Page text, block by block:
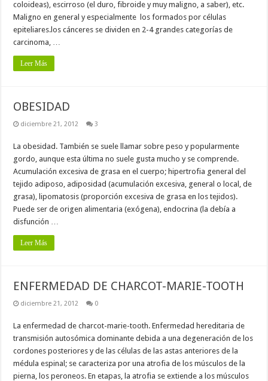
coloideas), escirroso (el duro, fibroide y muy maligno, a saber), etc.
Maligno en general y especialmente los formados por células
epiteliares.los cánceres se dividen en 2-4 grandes categorías de
carcinoma, …
Leer Más
OBESIDAD
diciembre 21, 2012 3
La obesidad. También se suele llamar sobre peso y popularmente
gordo, aunque esta última no suele gusta mucho y se comprende.
Acumulación excesiva de grasa en el cuerpo; hipertrofia general del
tejido adiposo, adiposidad (acumulación excesiva, general o local, de
grasa), lipomatosis (proporción excesiva de grasa en los tejidos).
Puede ser de origen alimentaria (exógena), endocrina (la debía a
disfunción …
Leer Más
ENFERMEDAD DE CHARCOT-MARIE-TOOTH
diciembre 21, 2012 0
La enfermedad de charcot-marie-tooth. Enfermedad hereditaria de
transmisión autosómica dominante debida a una degeneración de los
cordones posteriores y de las células de las astas anteriores de la
médula espinal; se caracteriza por una atrofia de los músculos de la
pierna, los peroneos. En etapas, la atrofia se extiende a los músculos